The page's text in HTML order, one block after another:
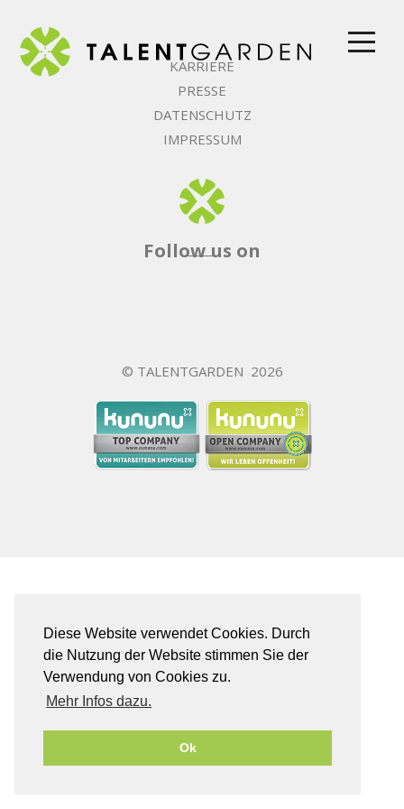
Diese Website verwendet Cookies. Durch
die Nutzung der Website stimmen Sie der
Verwendung von Cookies zu.
Mehr Infos dazu.
Ok
© TALENTGARDEN 2026
Follow us on
KARRIERE
PRESSE
DATENSCHUTZ
IMPRESSUM